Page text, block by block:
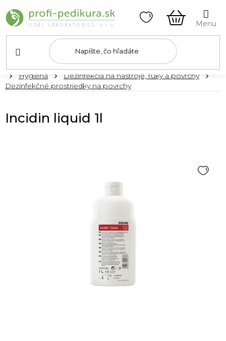
na
obsah
KOŠÍK
DomovHygiena
Dezinfekcia na nástroje, ruky a povrchy
Dezinfekčné prostriedky na povrchy
Incidin liquid 1l